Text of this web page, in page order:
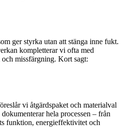
ger styrka utan att stänga inne fukt.
kompletterar vi ofta med
missfärgning. Kort sagt:
vi åtgärdspaket och materialval
hela processen – från
funktion, energieffektivitet och